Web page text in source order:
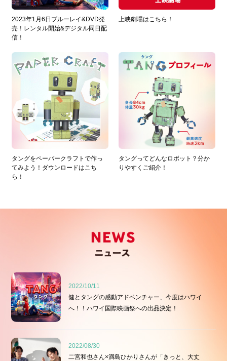
2023年1月6日ブルーレイ&DVD発
売！レンタル開始&デジタル同日配
信！
上映劇場はこちら！
タングをペーパークラフトで作っ
てみよう！ダウンロードはこち
ら！
タングってどんなロボット？分か
りやすくご紹介！
2022/10/11
健とタングの感動アドベンチャー、今度はハワイ
へ！！ハワイ国際映画祭への出品決定！
2022/08/30
二宮和也さん×満島ひかりさんが「きっと、大丈